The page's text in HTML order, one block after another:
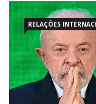
RELAÇÕES